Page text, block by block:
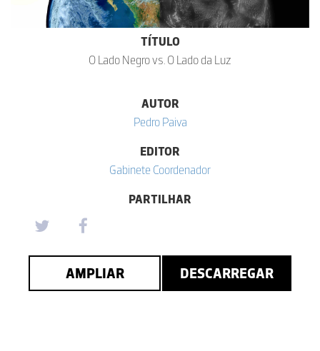
TÍTULO
O Lado Negro vs. O Lado da Luz
AUTOR
Pedro Paiva
EDITOR
Gabinete Coordenador
PARTILHAR
AMPLIAR DESCARREGAR